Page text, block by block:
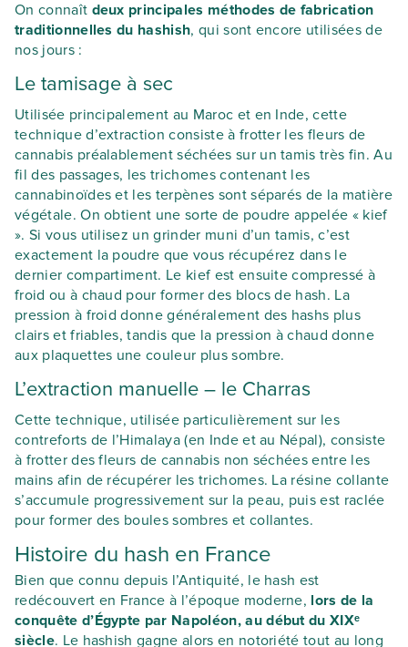
On connaît deux principales méthodes de fabrication
traditionnelles du hashish, qui sont encore utilisées de
nos jours :
Le tamisage à sec
Utilisée principalement au Maroc et en Inde, cette
technique d’extraction consiste à frotter les fleurs de
cannabis préalablement séchées sur un tamis très fin. Au
fil des passages, les trichomes contenant les
cannabinoïdes et les terpènes sont séparés de la matière
végétale. On obtient une sorte de poudre appelée « kief
». Si vous utilisez un grinder muni d’un tamis, c’est
exactement la poudre que vous récupérez dans le
dernier compartiment. Le kief est ensuite compressé à
froid ou à chaud pour former des blocs de hash. La
pression à froid donne généralement des hashs plus
clairs et friables, tandis que la pression à chaud donne
aux plaquettes une couleur plus sombre.
L’extraction manuelle – le Charras
Cette technique, utilisée particulièrement sur les
contreforts de l’Himalaya (en Inde et au Népal), consiste
à frotter des fleurs de cannabis non séchées entre les
mains afin de récupérer les trichomes. La résine collante
s’accumule progressivement sur la peau, puis est raclée
pour former des boules sombres et collantes.
Histoire du hash en France
Bien que connu depuis l’Antiquité, le hash est
redécouvert en France à l’époque moderne, lors de la
conquête d’Égypte par Napoléon, au début du XIXᵉ
siècle. Le hashish gagne alors en notoriété tout au long